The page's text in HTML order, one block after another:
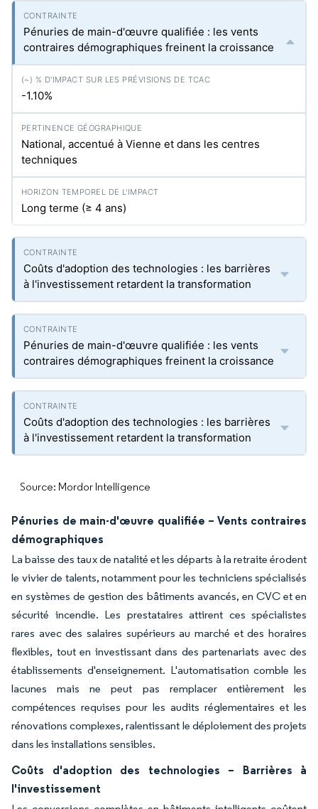
Pénuries de main-d'œuvre qualifiée : les vents
contraires démographiques freinent la croissance
-1.10%
National, accentué à Vienne et dans les centres
techniques
Long terme (≥ 4 ans)
Coûts d'adoption des technologies : les barrières
à l'investissement retardent la transformation
Pénuries de main-d'œuvre qualifiée : les vents
contraires démographiques freinent la croissance
Coûts d'adoption des technologies : les barrières
à l'investissement retardent la transformation
Source: Mordor Intelligence
Pénuries de main-d'œuvre qualifiée – Vents contraires
démographiques
La baisse des taux de natalité et les départs à la retraite érodent
le vivier de talents, notamment pour les techniciens spécialisés
en systèmes de gestion des bâtiments avancés, en CVC et en
sécurité incendie. Les prestataires attirent ces spécialistes
rares avec des salaires supérieurs au marché et des horaires
flexibles, tout en investissant dans des partenariats avec des
établissements d'enseignement. L'automatisation comble les
lacunes mais ne peut pas remplacer entièrement les
compétences requises pour les audits réglementaires et les
rénovations complexes, ralentissant le déploiement des projets
dans les installations sensibles.
Coûts d'adoption des technologies – Barrières à
l'investissement